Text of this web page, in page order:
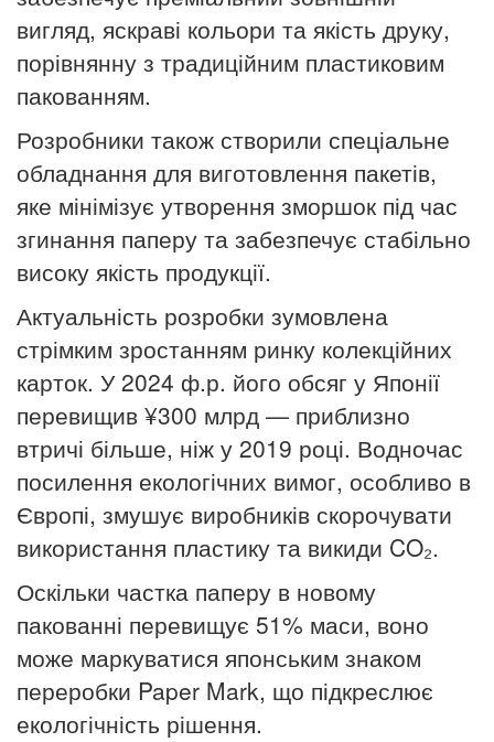
вигляд, яскраві кольори та якість друку,
порівнянну з традиційним пластиковим
пакованням.
Розробники також створили спеціальне
обладнання для виготовлення пакетів,
яке мінімізує утворення зморшок під час
згинання паперу та забезпечує стабільно
високу якість продукції.
Актуальність розробки зумовлена
стрімким зростанням ринку колекційних
карток. У 2024 ф.р. його обсяг у Японії
перевищив ¥300 млрд — приблизно
втричі більше, ніж у 2019 році. Водночас
посилення екологічних вимог, особливо в
Європі, змушує виробників скорочувати
використання пластику та викиди CO₂.
Оскільки частка паперу в новому
пакованні перевищує 51% маси, воно
може маркуватися японським знаком
переробки Paper Mark, що підкреслює
екологічність рішення.